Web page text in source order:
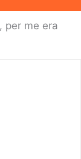
, per me era